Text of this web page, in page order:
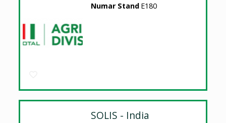
Numar Stand E180
SOLIS - India